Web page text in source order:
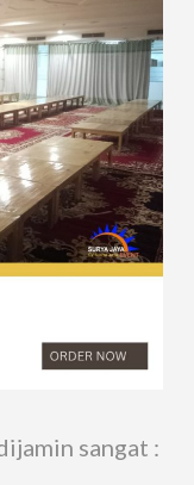
sangat :